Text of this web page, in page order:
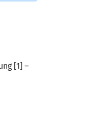
[1] –